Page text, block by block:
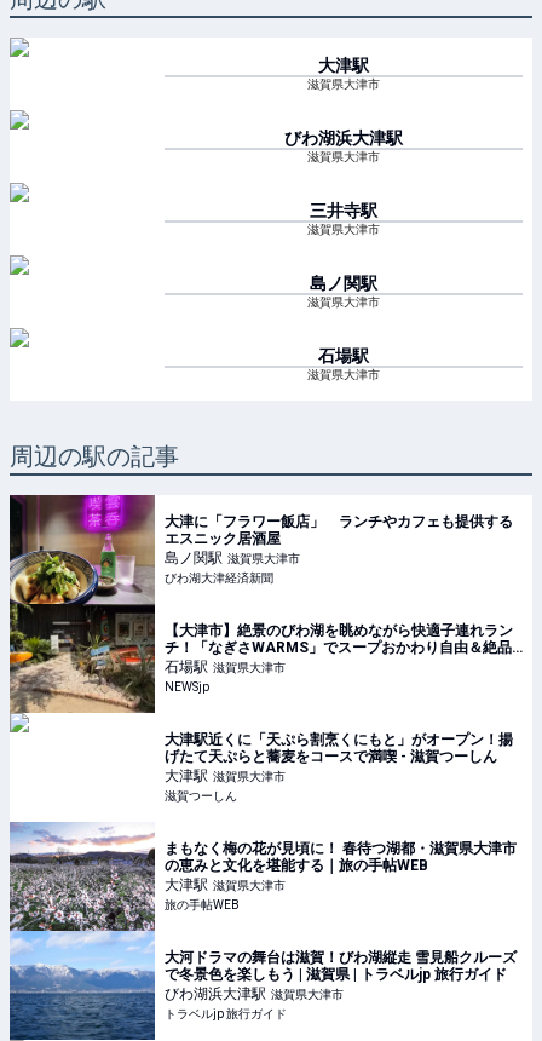
大津駅
滋賀県大津市
びわ湖浜大津駅
滋賀県大津市
三井寺駅
滋賀県大津市
島ノ関駅
滋賀県大津市
石場駅
滋賀県大津市
周辺の駅の記事
大津に「フラワー飯店」 ランチやカフェも提供する
エスニック居酒屋
島ノ関駅 滋賀県大津市
びわ湖大津経済新聞
【大津市】絶景のびわ湖を眺めながら快適子連れラン
チ！「なぎさWARMS」でスープおかわり自由＆絶品
スイーツまで満喫しました♪ | NEWSjp
石場駅 滋賀県大津市
NEWSjp
大津駅近くに「天ぷら割烹くにもと」がオープン！揚
げたて天ぷらと蕎麦をコースで満喫 - 滋賀つーしん
大津駅 滋賀県大津市
滋賀つーしん
まもなく梅の花が見頃に！ 春待つ湖都・滋賀県大津市
の恵みと文化を堪能する｜旅の手帖WEB
大津駅 滋賀県大津市
旅の手帖WEB
大河ドラマの舞台は滋賀！びわ湖縦走 雪見船クルーズ
で冬景色を楽しもう | 滋賀県 | トラベルjp 旅行ガイド
びわ湖浜大津駅 滋賀県大津市
トラベルjp 旅行ガイド